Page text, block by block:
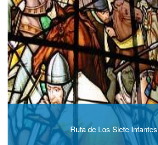
Ruta de Los Siete Infantes